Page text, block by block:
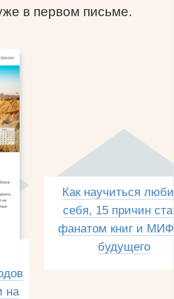
в первом письме.
на
Как научиться
себя, 15 причин
фанатом книг и
будущего